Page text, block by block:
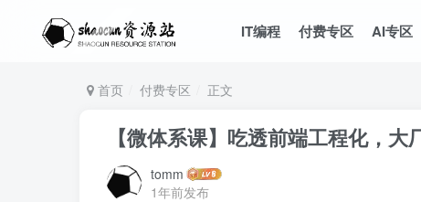
IT编程 付费专区 AI专区
首页 付费专区 正文
【微体系课】吃透前端工程化，
tomm
1年前发布